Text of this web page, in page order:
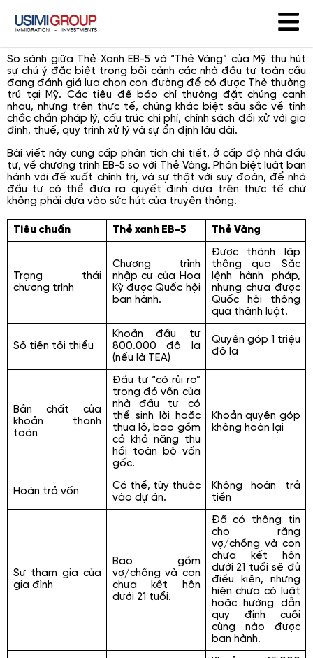
So sánh giữa Thẻ Xanh EB-5 và “Thẻ Vàng” của Mỹ thu hút
sự chú ý đặc biệt trong bối cảnh các nhà đầu tư toàn cầu
đang đánh giá lựa chọn con đường để có được Thẻ thường
trú tại Mỹ. Các tiêu đề báo chí thường đặt chúng cạnh
nhau, nhưng trên thực tế, chúng khác biệt sâu sắc về tính
chắc chắn pháp lý, cấu trúc chi phí, chính sách đối xử với gia
đình, thuế, quy trình xử lý và sự ổn định lâu dài.
Bài viết này cung cấp phân tích chi tiết, ở cấp độ nhà đầu
tư, về chương trình EB-5 so với Thẻ Vàng. Phân biệt luật ban
hành với đề xuất chính trị, và sự thật với suy đoán, để nhà
đầu tư có thể đưa ra quyết định dựa trên thực tế chứ
không phải dựa vào sức hút của truyền thông.
Tiêu chuẩn Thẻ xanh EB-5 Thẻ Vàng
Trạng thái
chương trình
Chương trình
nhập cư của Hoa
Kỳ được Quốc hội
ban hành.
Được thành lập
thông qua Sắc
lệnh hành pháp,
nhưng chưa được
Quốc hội thông
qua thành luật.
Số tiền tối thiểu
Khoản đầu tư
800.000 đô la
(nếu là TEA)
Quyên góp 1 triệu
đô la
Bản chất của
khoản thanh
toán
Đầu tư “có rủi ro”
trong đó vốn của
nhà đầu tư có
thể sinh lời hoặc
thua lỗ, bao gồm
cả khả năng thu
hồi toàn bộ vốn
gốc.
Khoản quyên góp
không hoàn lại
Hoàn trả vốn
Có thể, tùy thuộc
vào dự án.
Không hoàn trả
tiền
Sự tham gia của
gia đình
Bao gồm
vợ/chồng và con
chưa kết hôn
dưới 21 tuổi.
Đã có thông tin
cho rằng
vợ/chồng và con
chưa kết hôn
dưới 21 tuổi sẽ đủ
điều kiện, nhưng
hiện chưa có luật
hoặc hướng dẫn
quy định cuối
cùng nào được
ban hành.